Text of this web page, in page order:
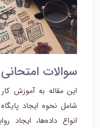
سوالات
این مقاله به آموزش
شامل نحوه ایجاد
انواع داده‌ها، ایجاد